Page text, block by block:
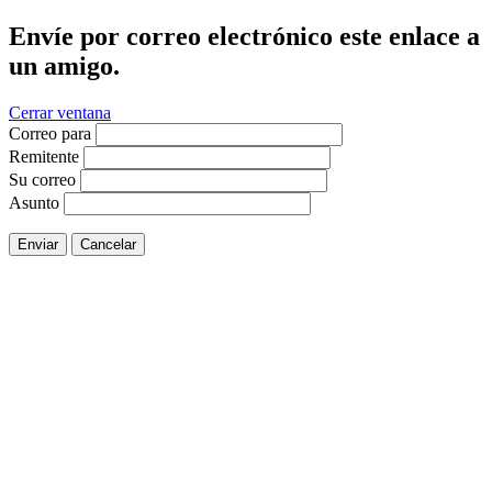
Envíe por correo electrónico este enlace a
un amigo.
Cerrar ventana
Correo para
Remitente
Su correo
Asunto
Enviar Cancelar